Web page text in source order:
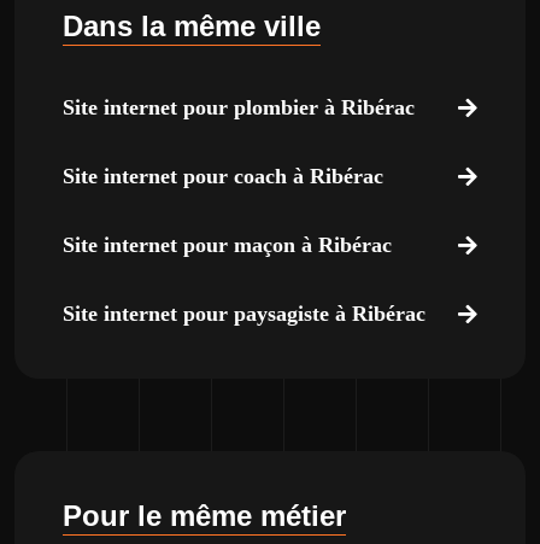
Dans la même ville
Site internet pour plombier à Ribérac
Site internet pour coach à Ribérac
Site internet pour maçon à Ribérac
Site internet pour paysagiste à Ribérac
Pour le même métier